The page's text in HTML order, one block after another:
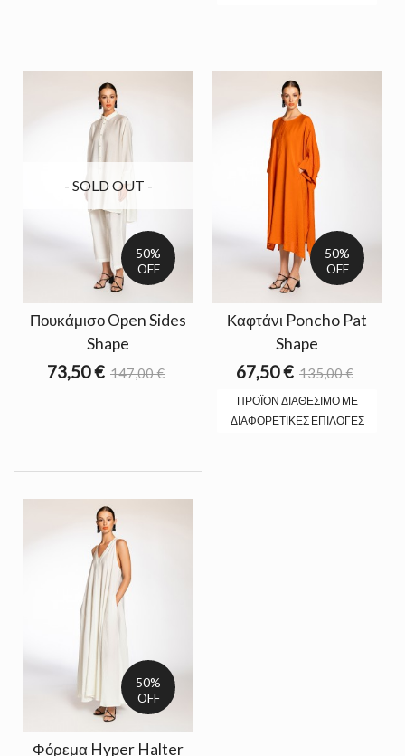
50%
OFF
- SOLD OUT -
Πουκάμισο Open Sides
Shape
73,50 € 147,00 €
50%
OFF
Καφτάνι Poncho Pat
Shape
67,50 € 135,00 €
ΠΡΟΪΌΝ ΔΙΑΘΈΣΙΜΟ ΜΕ
ΔΙΑΦΟΡΕΤΙΚΈΣ ΕΠΙΛΟΓΈΣ
50%
OFF
Φόρεμα Hyper Halter